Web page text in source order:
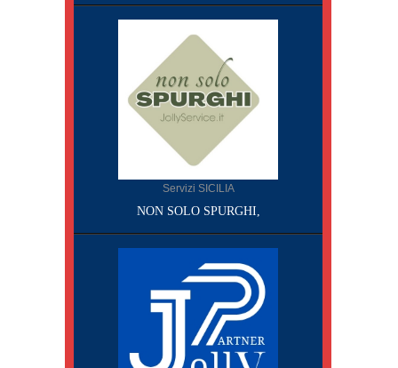
Servizi SICILIA
NON SOLO SPURGHI,